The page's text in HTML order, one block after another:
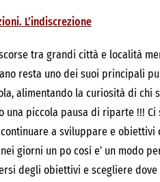
L’indiscrezione
tra grandi città e località
resta uno dei suoi principali
alimentando la curiosità di chi
piccola pausa di riparte !!!
a sviluppare e obiettivi
giorni un po così e’ un modo
degli obiettivi e scegliere